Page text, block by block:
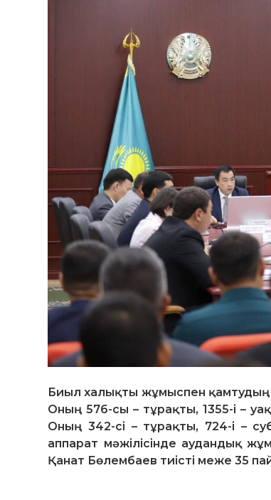
Биыл халықты жұмыспен
Оның 576-сы – тұрақты, 1355-і –
Оның 342-сі – тұрақты, 724-і –
аппарат мәжілісінде аудандық
Қанат Бөлембаев тиісті меже 35